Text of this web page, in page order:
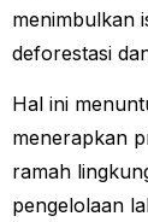
menimbulkan
deforestasi
Hal ini
menerapkan
ramah
pengelolaan